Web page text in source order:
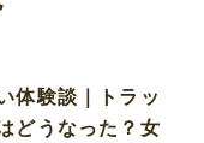
体験談｜トラッ
どうなった？女